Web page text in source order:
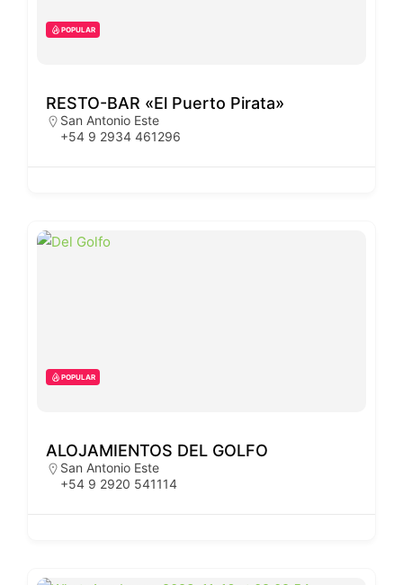
POPULAR
RESTO-BAR «El Puerto Pirata»
San Antonio Este
+54 9 2934 461296
POPULAR
ALOJAMIENTOS DEL GOLFO
San Antonio Este
+54 9 2920 541114